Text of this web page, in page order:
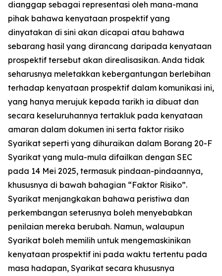
dianggap sebagai representasi oleh mana-mana
pihak bahawa kenyataan prospektif yang
dinyatakan di sini akan dicapai atau bahawa
sebarang hasil yang dirancang daripada kenyataan
prospektif tersebut akan direalisasikan. Anda tidak
seharusnya meletakkan kebergantungan berlebihan
terhadap kenyataan prospektif dalam komunikasi ini,
yang hanya merujuk kepada tarikh ia dibuat dan
secara keseluruhannya tertakluk pada kenyataan
amaran dalam dokumen ini serta faktor risiko
Syarikat seperti yang dihuraikan dalam Borang 20-F
Syarikat yang mula-mula difailkan dengan SEC
pada 14 Mei 2025, termasuk pindaan-pindaannya,
khususnya di bawah bahagian “Faktor Risiko”.
Syarikat menjangkakan bahawa peristiwa dan
perkembangan seterusnya boleh menyebabkan
penilaian mereka berubah. Namun, walaupun
Syarikat boleh memilih untuk mengemaskinikan
kenyataan prospektif ini pada waktu tertentu pada
masa hadapan, Syarikat secara khususnya